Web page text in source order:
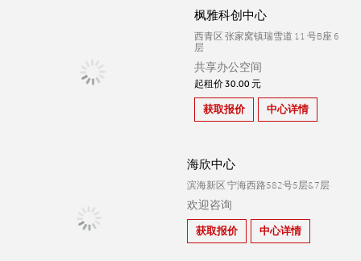
枫雅科创中心
西青区 张家窝镇瑞雪道 11 号B座 6
层
共享办公空间
起租价 30.00 元
获取报价 中心详情
海欣中心
滨海新区 宁海西路582号5层&7层
欢迎咨询
获取报价 中心详情